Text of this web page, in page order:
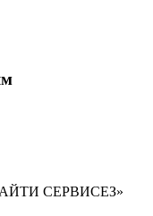
СЕРВИСЕЗ»